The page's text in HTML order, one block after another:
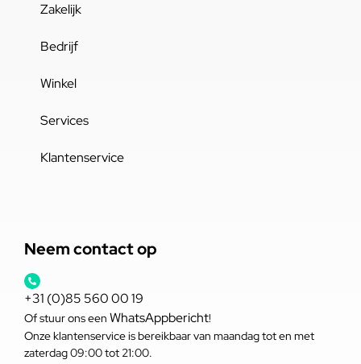
Zakelijk
Bedrijf
Winkel
Services
Klantenservice
Neem contact op
+31 (0)85 560 00 19
Of stuur ons een WhatsAppbericht!
Onze klantenservice is bereikbaar van maandag tot en met
zaterdag 09:00 tot 21:00.